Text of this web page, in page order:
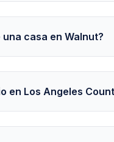
casa en Walnut?
en Los Angeles